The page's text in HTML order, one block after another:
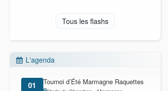
Tous les flashs
L'agenda
01 Tournoi d’Été Marmagne Raquettes